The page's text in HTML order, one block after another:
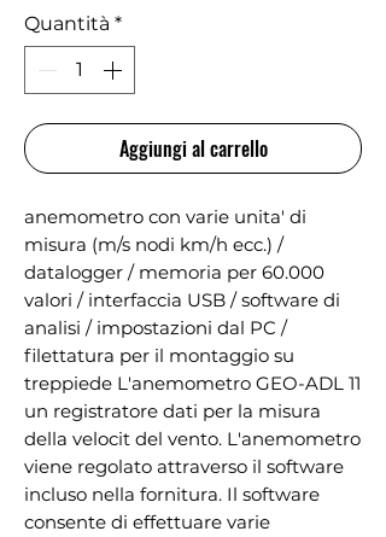
Quantità *
Aggiungi al carrello
anemometro con varie unita' di
misura (m/s nodi km/h ecc.) /
datalogger / memoria per 60.000
valori / interfaccia USB / software di
analisi / impostazioni dal PC /
filettatura per il montaggio su
treppiede L'anemometro GEO-ADL 11
un registratore dati per la misura
della velocit del vento. L'anemometro
viene regolato attraverso il software
incluso nella fornitura. Il software
consente di effettuare varie